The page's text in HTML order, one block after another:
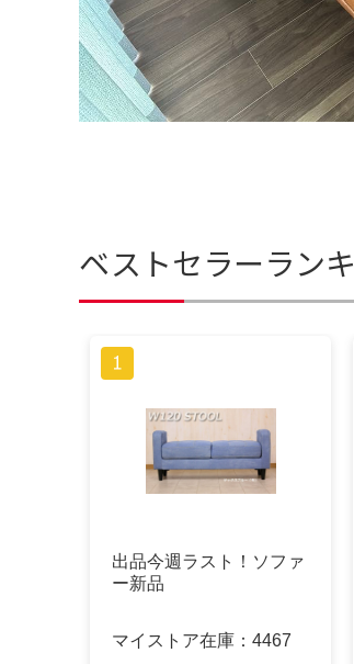
ベストセラーラン
出品今週ラスト！ソファ
ー新品
マイストア在庫： 4467